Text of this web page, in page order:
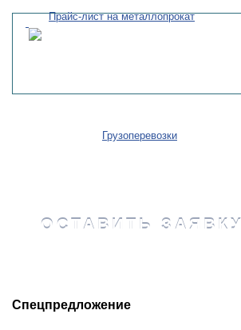
Прайс-лист на металлопрокат
Грузоперевозки
ОСТАВИТЬ ЗАЯВКУ
Спецпредложение